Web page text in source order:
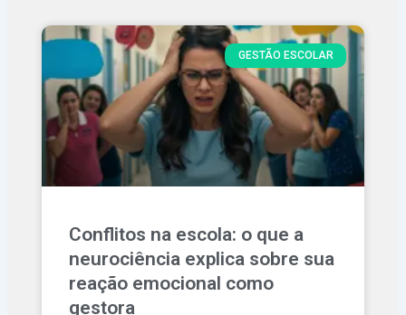
GESTÃO ESCOLAR
Conflitos na escola: o que a
neurociência explica sobre sua
reação emocional como
gestora